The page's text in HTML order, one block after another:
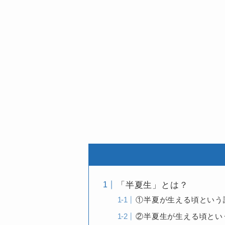
「半夏生」とは？
①半夏が生える頃という
②半夏生が生える頃とい